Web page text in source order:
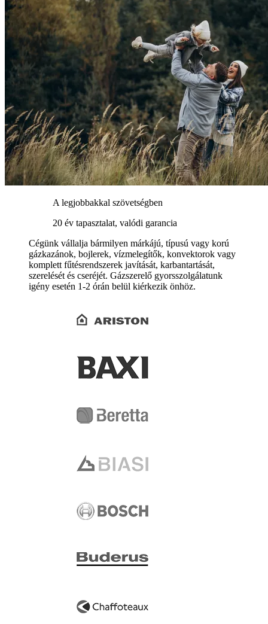
A legjobbakkal szövetségben
20 év tapasztalat, valódi garancia
Cégünk vállalja bármilyen márkájú, típusú vagy korú
gázkazánok, bojlerek, vízmelegítők, konvektorok vagy
komplett fűtésrendszerek javítását, karbantartását,
szerelését és cseréjét. Gázszerelő gyorsszolgálatunk
igény esetén 1-2 órán belül kiérkezik önhöz.